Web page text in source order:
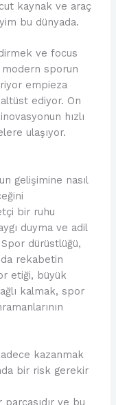
kaynak ve araç
bu dünyada.
ve focus
modern sporun
empieza
ediyor. On
hızlı
ulaşıyor.
gelişimine nasıl
bir ruhu
duyma ve adil
dürüstlüğü,
rekabetin
etiği, büyük
kalmak, spor
kazanmak
bir risk gerekir